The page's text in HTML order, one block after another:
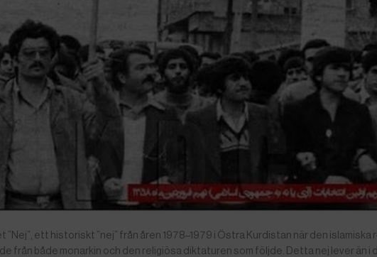
”Nej”, ett historiskt ”nej” från åren 1978–1979 i Östra Kurdistan när den
från både monarkin och den religiösa diktaturen som följde. Detta nej lever än i